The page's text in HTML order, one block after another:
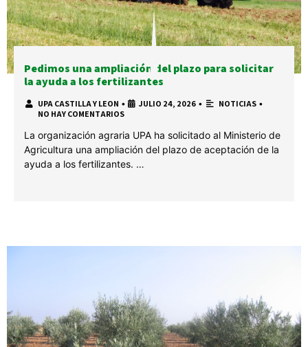
Pedimos una ampliación del plazo para solicitar
la ayuda a los fertilizantes
UPA CASTILLA Y LEON • JULIO 24, 2026 • NOTICIAS •
NO HAY COMENTARIOS
La organización agraria UPA ha solicitado al Ministerio de
Agricultura una ampliación del plazo de aceptación de la
ayuda a los fertilizantes. …